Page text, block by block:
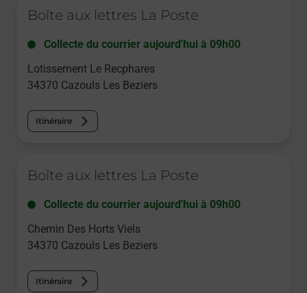
Boîte aux lettres La Poste
Collecte du courrier aujourd'hui à 09h00
Lotissement Le Recphares
34370 Cazouls Les Beziers
Itinéraire
Boîte aux lettres La Poste
Collecte du courrier aujourd'hui à 09h00
Chemin Des Horts Viels
34370 Cazouls Les Beziers
Itinéraire